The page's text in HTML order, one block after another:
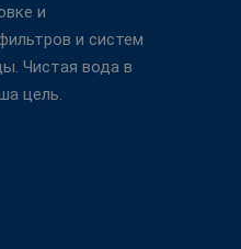
и
и систем
Чистая вода в
цель.